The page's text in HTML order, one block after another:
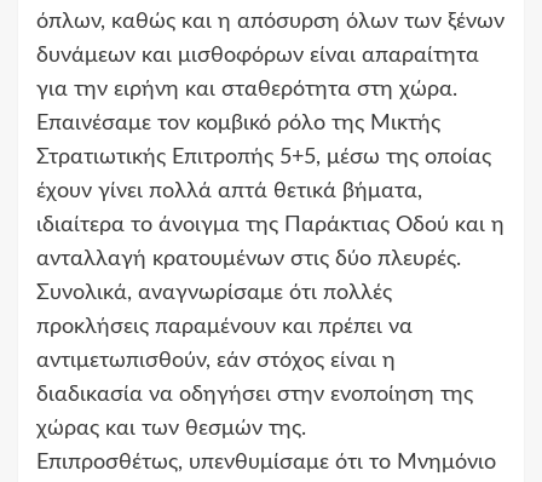
όπλων, καθώς και η απόσυρση όλων των ξένων
δυνάμεων και μισθοφόρων είναι απαραίτητα
για την ειρήνη και σταθερότητα στη χώρα.
Επαινέσαμε τον κομβικό ρόλο της Μικτής
Στρατιωτικής Επιτροπής 5+5, μέσω της οποίας
έχουν γίνει πολλά απτά θετικά βήματα,
ιδιαίτερα το άνοιγμα της Παράκτιας Οδού και η
ανταλλαγή κρατουμένων στις δύο πλευρές.
Συνολικά, αναγνωρίσαμε ότι πολλές
προκλήσεις παραμένουν και πρέπει να
αντιμετωπισθούν, εάν στόχος είναι η
διαδικασία να οδηγήσει στην ενοποίηση της
χώρας και των θεσμών της.
Επιπροσθέτως, υπενθυμίσαμε ότι το Μνημόνιο